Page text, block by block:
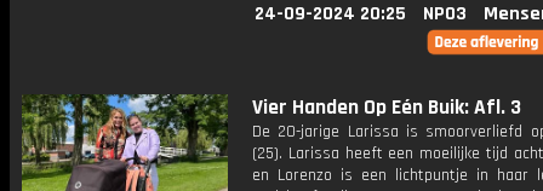
24-09-2024 20:25 NPO3
Vier Handen Op Eén Buik: Afl. 3
De 20-jarige Larissa is smoorverliefd
(25). Larissa heeft een moeilijke tijd
en Lorenzo is een lichtpuntje in haar